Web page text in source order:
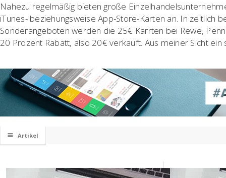
Nahezu regelmäßig bieten große
iTunes- beziehungsweise App-Store-Karten an. In zeitlich
Sonderangeboten werden die 25€ Karrten bei Rewe,
20 Prozent Rabatt, also 20€ verkauft. Aus meiner Sicht ein
☰ Artikel